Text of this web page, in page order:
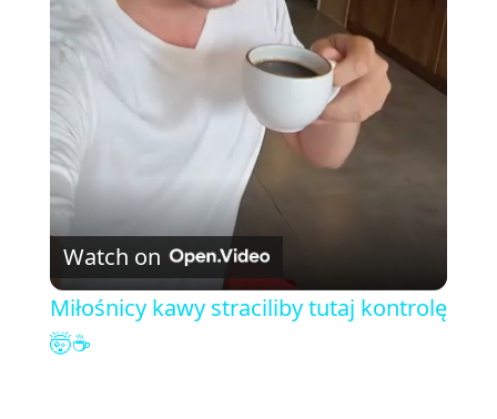
l
a
y
V
i
Watch on
Miłośnicy kawy straciliby tutaj kontrolę
🤯☕